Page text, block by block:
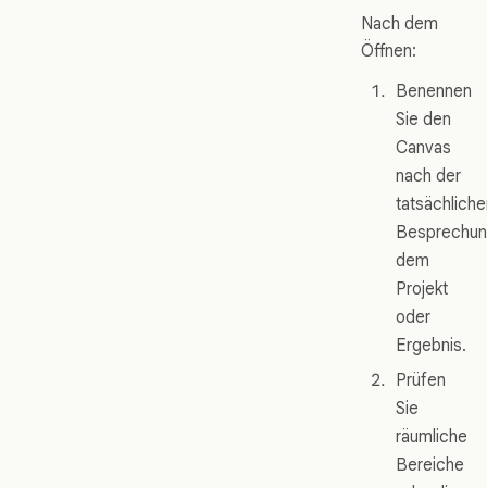
Nach dem
Öffnen:
Benennen
Sie den
Canvas
nach der
dem
Projekt
oder
Ergebnis.
Prüfen
Sie
räumliche
Bereiche